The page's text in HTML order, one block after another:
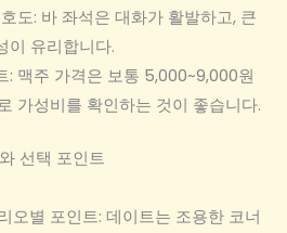
도: 바 좌석은 대화가 활발하고, 큰
이 유리합니다.
: 맥주 가격은 보통 5,000~9,000원
가성비를 확인하는 것이 좋습니다.
선택 포인트
오별 포인트: 데이트는 조용한 코너